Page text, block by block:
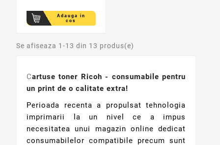
Adauga in
cos
Se afiseaza 1-13 din 13 produs(e)
Cartuse toner Ricoh - consumabile pentru
un print de o calitate extra!
Perioada recenta a propulsat tehnologia
imprimarii la un nivel ce a impus
necesitatea unui magazin online dedicat
consumabilelor compatibile precum sunt